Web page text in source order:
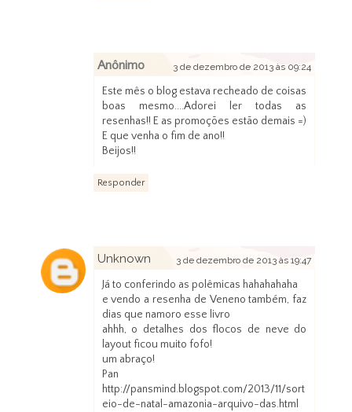
Anônimo 3 de dezembro de 2013 às 09:24
Este mês o blog estava recheado de coisas
boas mesmo....Adorei ler todas as
resenhas!! E as promoções estão demais =)
E que venha o fim de ano!!
Beijos!!
Responder
Unknown 3 de dezembro de 2013 às 19:47
Já to conferindo as polêmicas hahahahaha
e vendo a resenha de Veneno também, faz
dias que namoro esse livro
ahhh, o detalhes dos flocos de neve do
layout ficou muito fofo!
um abraço!
Pan
http://pansmind.blogspot.com/2013/11/sort
eio-de-natal-amazonia-arquivo-das.html